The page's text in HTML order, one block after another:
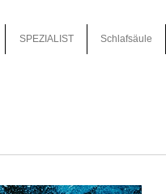
SPEZIALIST Schlafsäule